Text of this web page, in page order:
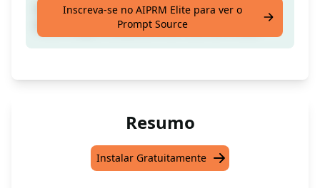
Explore o mundo das mitocôndrias, da
fosforilação oxidativa e do ciclo de Krebs.
Inscreva-se no AIPRM Elite para ver o
Prompt Source
Resumo
Instalar Gratuitamente